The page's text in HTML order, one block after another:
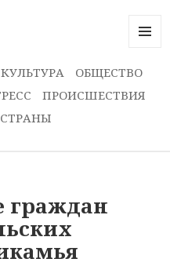
И
КУЛЬТУРА
ОБЩЕСТВО
ПРОИСШЕСТВИЯ
СТРАНЫ
граждан